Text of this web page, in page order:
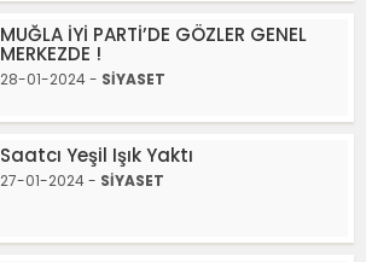
MUĞLA İYİ PARTİ’DE GÖZLER GENEL
MERKEZDE !
28-01-2024 - SİYASET
Saatcı Yeşil Işık Yaktı
27-01-2024 - SİYASET